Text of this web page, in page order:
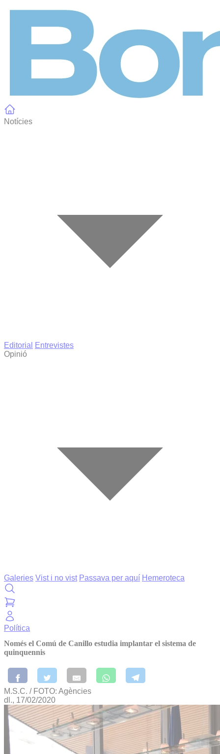
Notícies
Editorial
Entrevistes
Opinió
Galeries Vist i no vist Passava per aquí Hemeroteca
Política
Només el Comú de Canillo estudia implantar el sistema de
quinquennis
M.S.C. / FOTO: Agències
dl., 17/02/2020